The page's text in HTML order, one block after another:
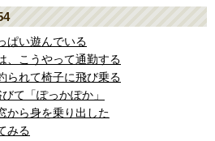
ぱい遊んでいる
、こうやって通勤する
られて椅子に飛び乗る
て「ぽっかぽか」
から身を乗り出した
みる